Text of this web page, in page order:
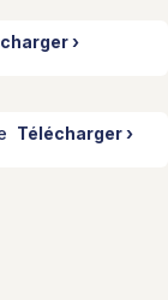
›
Télécharger ›